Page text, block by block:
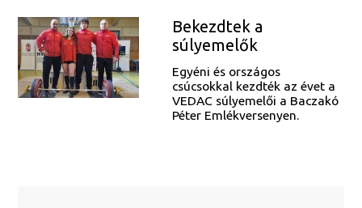
Bekezdtek a
súlyemelők
Egyéni és országos
csúcsokkal kezdték az évet a
VEDAC súlyemelői a Baczakó
Péter Emlékversenyen.